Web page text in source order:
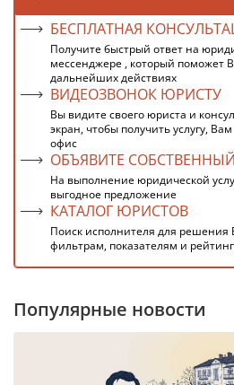
БЕСПЛАТНАЯ
Получите быстрый ответ на
мессенджере , который поможет
дальнейших действиях
ВИДЕОЗВОНОК ЮРИСТУ
Вы видите своего юриста и
экран, чтобы получить услугу,
офис
ОБЪЯВИТЕ
На выполнение юридической
выгодное предложение
КАТАЛОГ ЮРИСТОВ
Поиск исполнителя для
фильтрам, показателям и
Популярные новости